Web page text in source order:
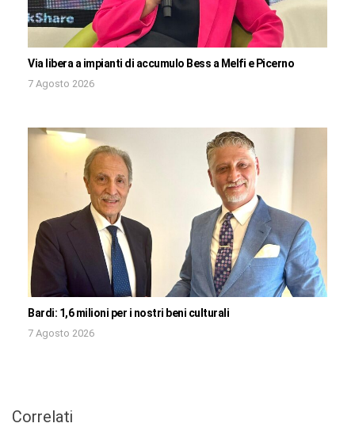
Via libera a impianti di accumulo Bess a Melfi e Picerno
7 Agosto 2026
Bardi: 1,6 milioni per i nostri beni culturali
7 Agosto 2026
Correlati